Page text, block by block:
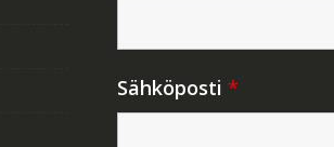
Sähköposti *